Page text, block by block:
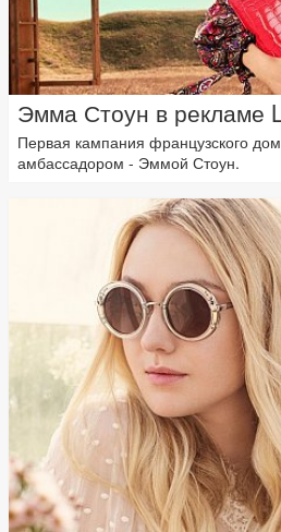
Эмма Стоун в рекламе
Первая кампания французского
амбассадором - Эммой Стоун.